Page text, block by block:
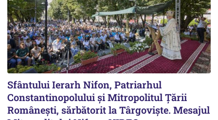
Sfântului Ierarh Nifon, Patriarhul
Constantinopolului și Mitropolitul Țării
Românești, sărbătorit la Târgoviște. Mesajul